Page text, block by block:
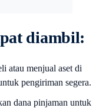
diambil:
atau menjual aset di
pengiriman segera.
dana pinjaman untuk